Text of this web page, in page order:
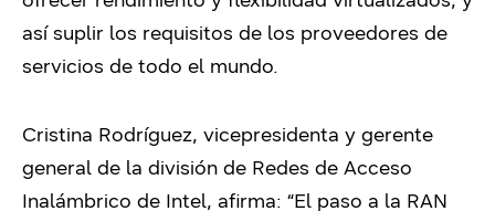
así suplir los requisitos de los proveedores de
servicios de todo el mundo.
Cristina Rodríguez, vicepresidenta y gerente
general de la división de Redes de Acceso
Inalámbrico de Intel, afirma: “El paso a la RAN